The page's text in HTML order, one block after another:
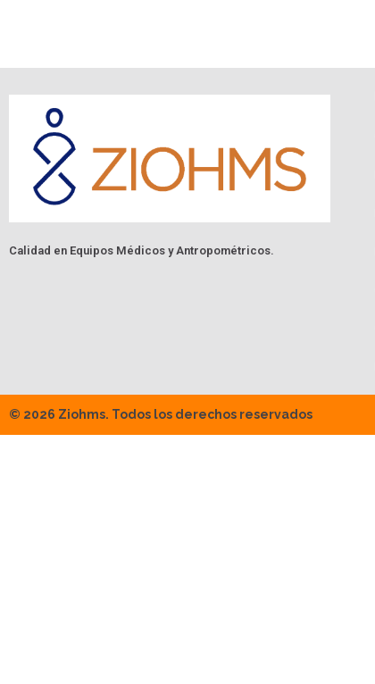
Calidad en Equipos Médicos y Antropométricos.
© 2026 Ziohms. Todos los derechos reservados